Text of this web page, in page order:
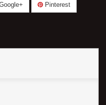
Pinterest